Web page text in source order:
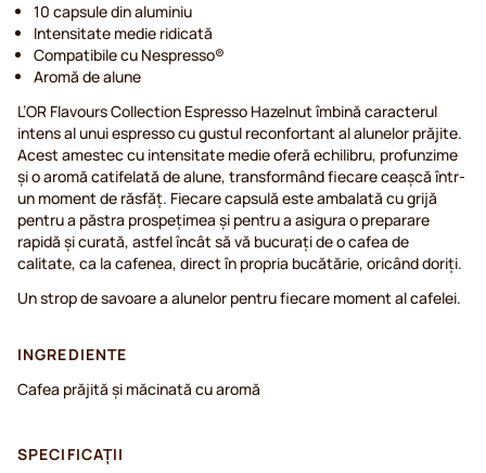
10 capsule din aluminiu
Intensitate medie ridicată
Compatibile cu Nespresso®
Aromă de alune
L’OR Flavours Collection Espresso Hazelnut îmbină caracterul
intens al unui espresso cu gustul reconfortant al alunelor prăjite.
Acest amestec cu intensitate medie oferă echilibru, profunzime
și o aromă catifelată de alune, transformând fiecare ceașcă într-
un moment de răsfăț. Fiecare capsulă este ambalată cu grijă
pentru a păstra prospețimea și pentru a asigura o preparare
rapidă și curată, astfel încât să vă bucurați de o cafea de
calitate, ca la cafenea, direct în propria bucătărie, oricând doriți.
Un strop de savoare a alunelor pentru fiecare moment al cafelei.
INGREDIENTE
Cafea prăjită și măcinată cu aromă
SPECIFICAȚII